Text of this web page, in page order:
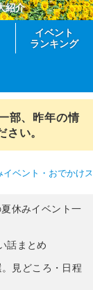
紹介
イベント
ランキング
部、昨年の情
い。
イベント・おでかけ
休みイベント一
話まとめ
見どころ・日程